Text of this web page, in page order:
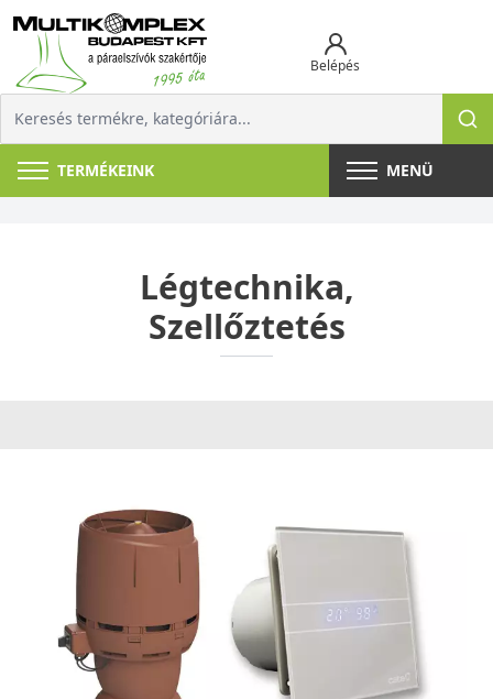
Belépés
TERMÉKEINK MENÜ
Légtechnika,
Szellőztetés